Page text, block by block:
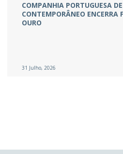
COMPANHIA PORTUGUESA
CONTEMPORÂNEO ENCERRA
OURO
31 Julho, 2026